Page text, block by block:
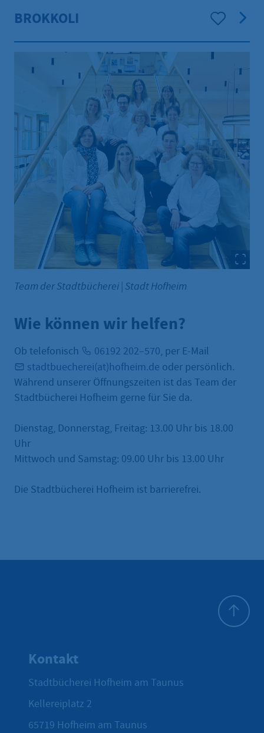
BROKKOLI
Team der Stadtbücherei Stadt Hofheim
Wie können wir helfen?
Ob telefonisch 06192 202–570, per E-Mail
stadtbuecherei(at)hofheim.de oder persönlich.
Während unserer Öffnungszeiten ist das Team der
Stadtbücherei Hofheim gerne für Sie da.
Dienstag, Donnerstag, Freitag: 13.00 Uhr bis 18.00
Uhr
Mittwoch und Samstag: 09.00 Uhr bis 13.00 Uhr
Die Stadtbücherei Hofheim ist barrierefrei.
Kontakt
Stadtbücherei Hofheim am Taunus
Kellereiplatz 2
65719 Hofheim am Taunus